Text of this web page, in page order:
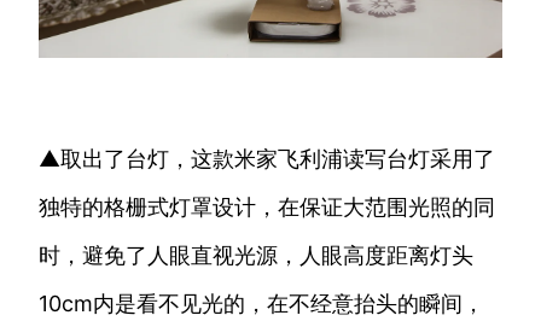
▲取出了台灯，这款米家飞利浦读写台灯采用了
独特的格栅式灯罩设计，在保证大范围光照的同
时，避免了人眼直视光源，人眼高度距离灯头
10cm内是看不见光的，在不经意抬头的瞬间，